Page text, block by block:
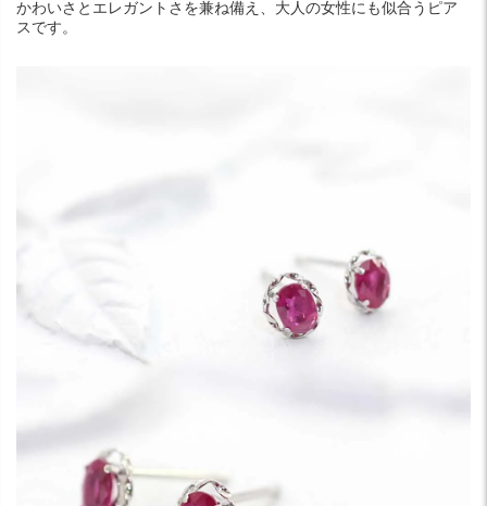
かわいさとエレガントさを兼ね備え、大人の女性にも似合うピア
スです。